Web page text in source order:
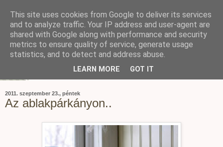
2011. szeptember 23., péntek
Az ablakpárkányon..
This site uses cookies from Google to deliver its services
and to analyze traffic. Your IP address and user-agent are
shared with Google along with performance and security
metrics to ensure quality of service, generate usage
statistics, and to detect and address abuse.
LEARN MORE GOT IT